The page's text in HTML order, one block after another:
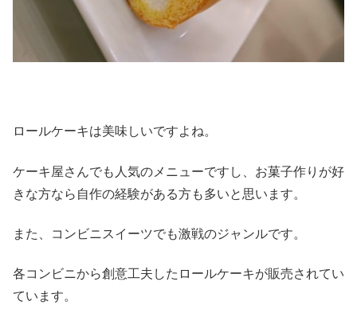
ロールケーキは美味しいですよね。
ケーキ屋さんでも人気のメニューですし、お菓子作りが好
きな方なら自作の経験がある方も多いと思います。
また、コンビニスイーツでも激戦のジャンルです。
各コンビニから創意工夫したロールケーキが販売されてい
ています。